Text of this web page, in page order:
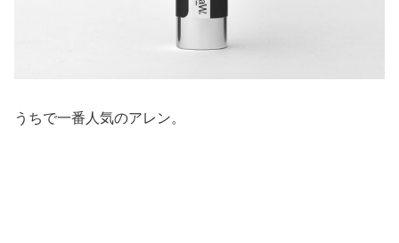
うちで一番人気のアレン。